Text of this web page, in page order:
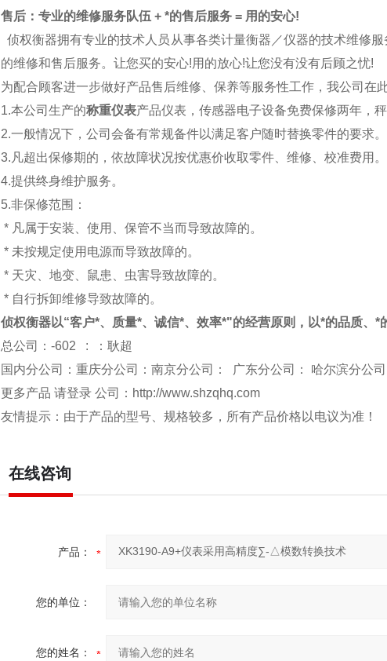
售后：专业的维修服务队伍 + *的售后服务 = 用的安心!
侦权衡器拥有专业的技术人员从事各类计量衡器／仪器的技术维修
的维修和售后服务。让您买的安心!用的放心!让您没有没有后顾之忧!
为配合顾客进一步做好产品售后维修、保养等服务性工作，我公司在
1.本公司生产的称重仪表产品仪表，传感器电子设备免费保修两年，秤
2.一般情况下，公司会备有常规备件以满足客户随时替换零件的要求。
3.凡超出保修期的，依故障状况按优惠价收取零件、维修、校准费用。
4.提供终身维护服务。
5.非保修范围：
* 凡属于安装、使用、保管不当而导致故障的。
* 未按规定使用电源而导致故障的。
* 天灾、地变、鼠患、虫害导致故障的。
* 自行拆卸维修导致故障的。
侦权衡器以“客户*、质量*、诚信*、效率*"的经营原则，以*的品质、
总公司
：-602 : ：耿超
国内分公司：重庆分公司：南京分公司： 广东分公司： 哈尔滨分公司
更多产品 请登录 公司： http://www.shzqhq.com
友情提示：由于产品的型号、规格较多，所有产品价格以电议为准！
在线咨询
产品：
您的单位：
您的姓名：